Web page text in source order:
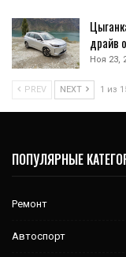
драйв
Ноя 23,
PREV NEXT 1 из
ПОПУЛЯРНЫЕ
Ремонт
Автоспорт